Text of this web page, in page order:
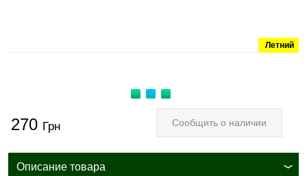
Летний
270 Грн Сообщить о наличии
Описание товара